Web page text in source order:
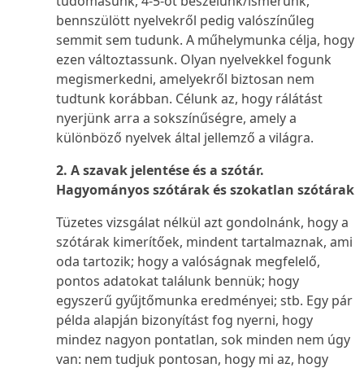
bennszülött nyelvekről pedig valószínűleg
semmit sem tudunk. A műhelymunka célja, hogy
ezen változtassunk. Olyan nyelvekkel fogunk
megismerkedni, amelyekről biztosan nem
tudtunk korábban. Célunk az, hogy rálátást
nyerjünk arra a sokszínűségre, amely a
különböző nyelvek által jellemző a világra.
2. A szavak jelentése és a szótár.
Hagyományos szótárak és szokatlan szótárak
Tüzetes vizsgálat nélkül azt gondolnánk, hogy a
szótárak kimerítőek, mindent tartalmaznak, ami
oda tartozik; hogy a valóságnak megfelelő,
pontos adatokat találunk bennük; hogy
egyszerű gyűjtőmunka eredményei; stb. Egy pár
példa alapján bizonyítást fog nyerni, hogy
mindez nagyon pontatlan, sok minden nem úgy
van: nem tudjuk pontosan, hogy mi az, hogy